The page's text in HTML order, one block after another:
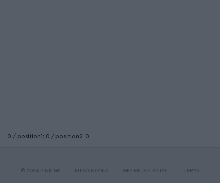
0 / position1: 0 / position2: 0
© 2026 PINK.GR ΕΠΙΚΟΙΝΩΝΙΑ ΘΕΣΕΙΣ ΕΡΓΑΣΙΑΣ TERMS